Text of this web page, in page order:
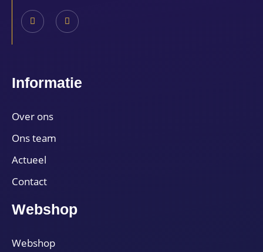
Informatie
Over ons
Ons team
Actueel
Contact
Webshop
Webshop